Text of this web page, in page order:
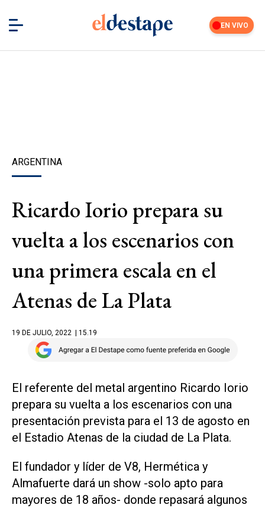
EN VIVO
ARGENTINA
Ricardo Iorio prepara su
vuelta a los escenarios con
una primera escala en el
Atenas de La Plata
19 DE JULIO, 2022 | 15.19
El referente del metal argentino Ricardo Iorio
prepara su vuelta a los escenarios con una
presentación prevista para el 13 de agosto en
el Estadio Atenas de la ciudad de La Plata.
El fundador y líder de V8, Hermética y
Almafuerte dará un show -solo apto para
mayores de 18 años- donde repasará algunos